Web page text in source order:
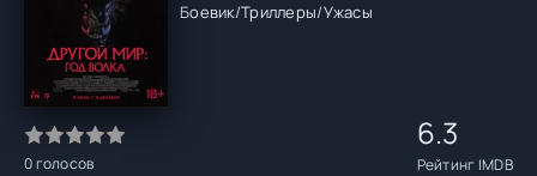
Боевик/Триллеры/Ужасы
0голосов
6.3
Рейтинг IMDB